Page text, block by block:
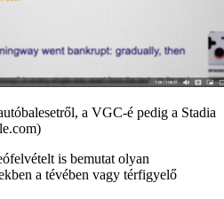
a VGC-é pedig a Stadia
is bemutat olyan
a tévében vagy térfigyelő